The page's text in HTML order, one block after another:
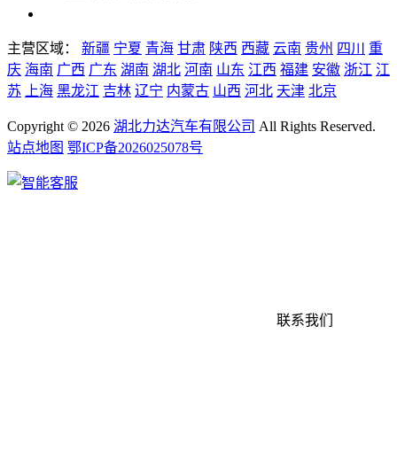
主营区域： 新疆 宁夏 青海 甘肃 陕西 西藏 云南 贵州 四川
重
庆 海南 广西 广东 湖南 湖北 河南 山东 江西 福建 安徽 浙江 江
苏
上海 黑龙江 吉林 辽宁 内蒙古 山西 河北 天津 北京
Copyright © 2026 湖北力达汽车有限公司 All Rights Reserved.
站点地图 鄂ICP备2026025078号
联系我们